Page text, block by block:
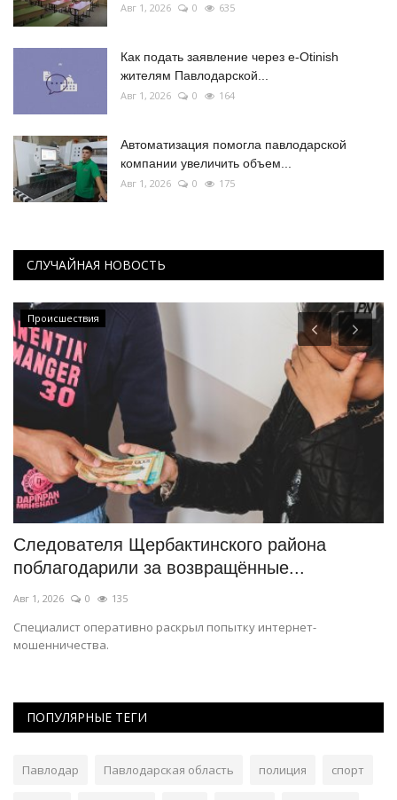
Авг 1, 2026 0 635
Как подать заявление через e-Otinish
жителям Павлодарской...
Авг 1, 2026 0 164
Автоматизация помогла павлодарской
компании увеличить объем...
Авг 1, 2026 0 175
СЛУЧАЙНАЯ НОВОСТЬ
Происшествия
Следователя Щербактинского района
поблагодарили за возвращённые...
Авг 1, 2026 0 135
Специалист оперативно раскрыл попытку интернет-
мошенничества.
ПОПУЛЯРНЫЕ ТЕГИ
Павлодар Павлодарская область полиция спорт